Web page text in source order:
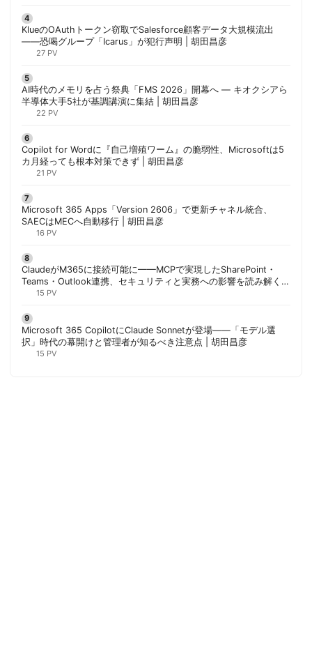
KlueのOAuthトークン窃取でSalesforce顧客データ大規模流出
——恐喝グループ「Icarus」が犯行声明 | 胡田昌彦
27 PV
AI時代のメモリを占う祭典「FMS 2026」開幕へ ― キオクシアら
半導体大手5社が基調講演に集結 | 胡田昌彦
22 PV
Copilot for Wordに『自己増殖ワーム』の脆弱性、Microsoftは5
カ月経っても根本対策できず | 胡田昌彦
21 PV
Microsoft 365 Apps「Version 2606」で更新チャネル統合、
SAECはMECへ自動移行 | 胡田昌彦
16 PV
ClaudeがM365に接続可能に——MCPで実現したSharePoint・
Teams・Outlook連携、セキュリティと実務への影響を読み解く |
胡田昌彦
15 PV
Microsoft 365 CopilotにClaude Sonnetが登場——「モデル選
択」時代の幕開けと管理者が知るべき注意点 | 胡田昌彦
15 PV